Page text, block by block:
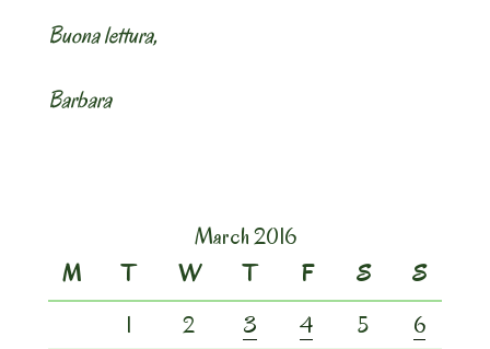
Buona lettura,
Barbara
March 2016
M
T W T F S
S
1
2 3 4 5
6